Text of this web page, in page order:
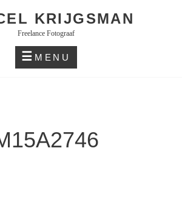
KRIJGSMAN
Freelance Fotograaf
MENU